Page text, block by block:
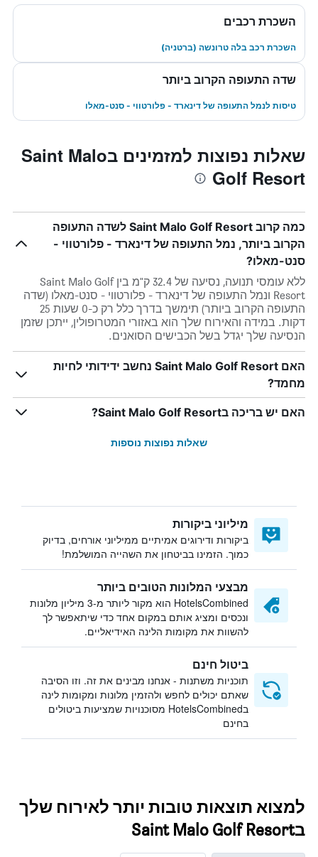
השכרת רכבים
השכרת רכב בלה טרונשה (ברטניה)
שדה התעופה הקרוב ביותר
טיסות לנמל התעופה של דינארד - פלורטווי - סנט-מאלו
שאלות נפוצות למזמינים בSaint Malo
Golf Resort
כמה קרוב Saint Malo Golf Resort לשדה התעופה
הקרוב ביותר, נמל התעופה של דינארד - פלורטווי -
סנט-מאלו?
ללא עומסי תנועה, נסיעה של 32.4 ק"מ בין Saint Malo Golf
Resort ונמל התעופה של דינארד - פלורטווי - סנט-מאלו (שדה
התעופה הקרוב ביותר) תימשך בדרך כלל רק כ-0 שעות 25
דקות. במידה והאירוח שלך הוא באזורי המטרופולין, ייתכן שזמן
הנסיעה שלך יגדל בשל הכבישים הסואנים.
האם Saint Malo Golf Resort נחשב ידידותי לחיות
מחמד?
האם יש בריכה בSaint Malo Golf Resort?
שאלות נפוצות נוספות
מיליוני ביקורות
ביקורות ודירוגים אמיתיים ממיליוני אורחים, בדיוק
כמוך. הזמינו בביטחון את השהייה המושלמת!
מבצעי המלונות הטובים ביותר
HotelsCombined הוא מקור ליותר מ-3 מיליון מלונות
ונכסים ומציג אותם במקום אחד כדי שיתאפשר לך
להשוות את מקומות הלינה האידיאליים.
ביטול חינם
תוכניות משתנות - אנחנו מבינים את זה. וזו הסיבה
שאתם יכולים לחפש ולהזמין מלונות ומקומות לינה
בHotelsCombined מסוכנויות שמציעות ביטולים
בחינם
למצוא תוצאות טובות יותר לאירוח שלך
בSaint Malo Golf Resort